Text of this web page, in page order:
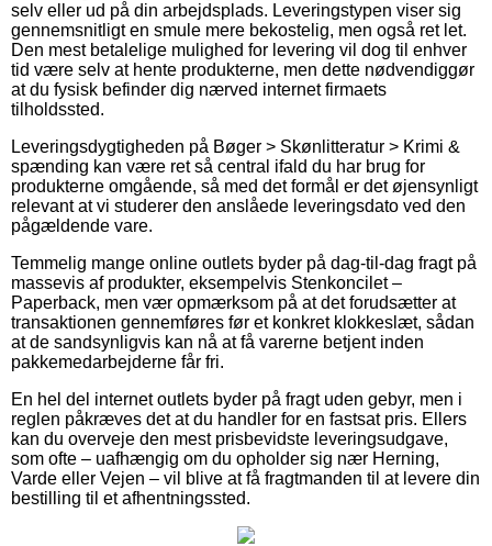
selv eller ud på din arbejdsplads. Leveringstypen viser sig
gennemsnitligt en smule mere bekostelig, men også ret let.
Den mest betalelige mulighed for levering vil dog til enhver
tid være selv at hente produkterne, men dette nødvendiggør
at du fysisk befinder dig nærved internet firmaets
tilholdssted.
Leveringsdygtigheden på Bøger > Skønlitteratur > Krimi &
spænding kan være ret så central ifald du har brug for
produkterne omgående, så med det formål er det øjensynligt
relevant at vi studerer den anslåede leveringsdato ved den
pågældende vare.
Temmelig mange online outlets byder på dag-til-dag fragt på
massevis af produkter, eksempelvis Stenkoncilet –
Paperback, men vær opmærksom på at det forudsætter at
transaktionen gennemføres før et konkret klokkeslæt, sådan
at de sandsynligvis kan nå at få varerne betjent inden
pakkemedarbejderne får fri.
En hel del internet outlets byder på fragt uden gebyr, men i
reglen påkræves det at du handler for en fastsat pris. Ellers
kan du overveje den mest prisbevidste leveringsudgave,
som ofte – uafhængig om du opholder sig nær Herning,
Varde eller Vejen – vil blive at få fragtmanden til at levere din
bestilling til et afhentningssted.